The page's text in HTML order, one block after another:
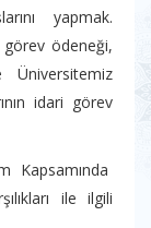
yapmak.
görev ödeneği,
Üniversitemiz
idari görev
ile ilgili